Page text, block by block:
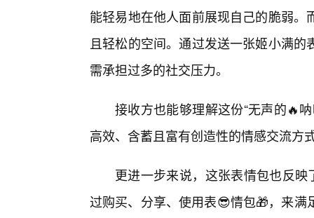
能轻易地在他人面前展现自己的脆弱
且轻松的空间。通过发送一张姬小满
需承担过多的社交压力。
接收方也能够理解这份“无声的🔥
高效、含蓄且富有创造性的情感交流方
更进一步来说，这张表情包也反映
过购买、分享、使用表😎情包🎁，来